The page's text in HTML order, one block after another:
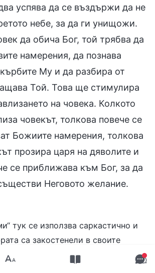
успява да се въздържи да не
небе, за да ги унищожи.
да обича Бог, той трябва да
намерения, да познава
Му и да разбира от
Той. Това ще стимулира
на човека. Колкото
човекът, толкова повече се
Божиите намерения, толкова
прозира царя на дяволите и
се приближава към Бог, за да
Неговото желание.
тук се използва саркастично и
са закостенели в своите
и психическа нагласа.